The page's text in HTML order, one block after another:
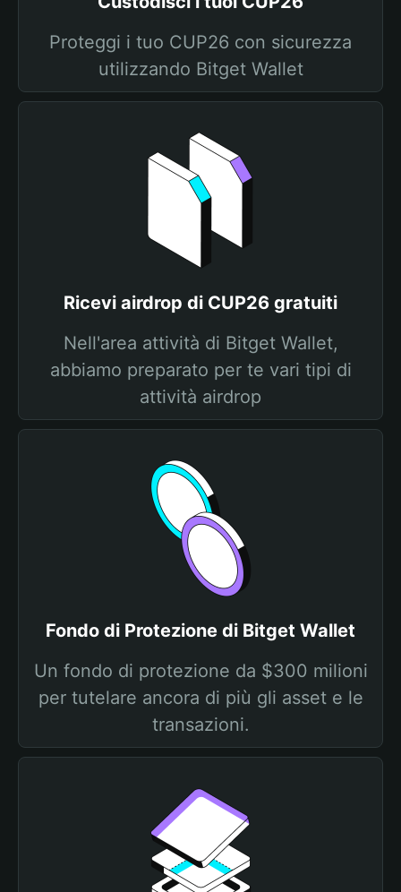
Proteggi i tuo CUP26 con sicurezza
utilizzando Bitget Wallet
Ricevi airdrop di CUP26 gratuiti
Nell'area attività di Bitget Wallet,
abbiamo preparato per te vari tipi di
attività airdrop
Fondo di Protezione di Bitget Wallet
Un fondo di protezione da $300 milioni
per tutelare ancora di più gli asset e le
transazioni.